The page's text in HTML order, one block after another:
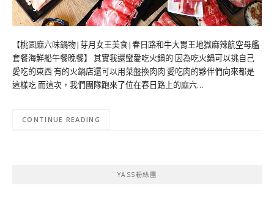
【桃園麻六味鍋物|芽月女王美食|春日路和牛大胃王地獄麻辣航空母艦
套餐海鮮船午餐晚餐】 其實我還蠻愛吃火鍋的 因為吃火鍋可以挑自己
愛吃的東西 有的火鍋店還可以用菜盤換肉肉 愛吃肉的夥伴們向來都是
這樣吃 而這次，我們團隊跑來了位在春日路上的麻六…
CONTINUE READING
YASS粉絲團